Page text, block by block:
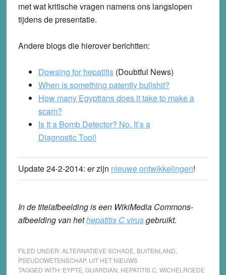
met wat kritische vragen namens ons langslopen
tijdens de presentatie.
Andere blogs die hierover berichtten:
Dowsing for hepatitis (Doubtful News)
When is something patently bullshit?
How many Egyptians does it take to make a
scam?
Is It a Bomb Detector? No, It’s a
Diagnostic Tool!
Update 24-2-2014: er zijn nieuwe ontwikkelingen!
In de titelafbeelding is een WikiMedia Commons-
afbeelding van hethepatitis C virusgebruikt.
FILED UNDER:ALTERNATIEVE SCHADE BUITENLAND
PSEUDOWETENSCHAP, UIT HET NIEUWS
TAGGED WITH: EYPTE GUARDIAN HEPATITIS C WICHELROEDE